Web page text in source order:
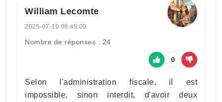
William Lecomte
2025-07-10 08:49:09
Nombre de réponses : 24
0
Selon l'administration fiscale, il est
impossible, sinon interdit, d'avoir deux